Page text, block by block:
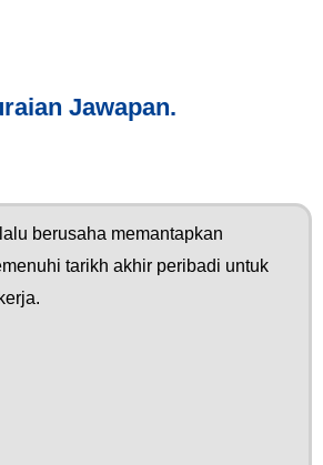
Jawapan.
berusaha memantapkan
tarikh akhir peribadi untuk